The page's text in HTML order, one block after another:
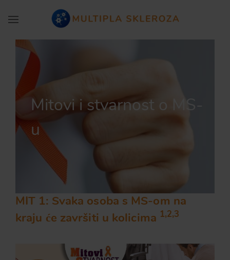
Toggle navigation
Mitovi i stvarnost o MS-
u
MIT 1: Svaka osoba s MS-om na
kraju će završiti u kolicima 1,2,3